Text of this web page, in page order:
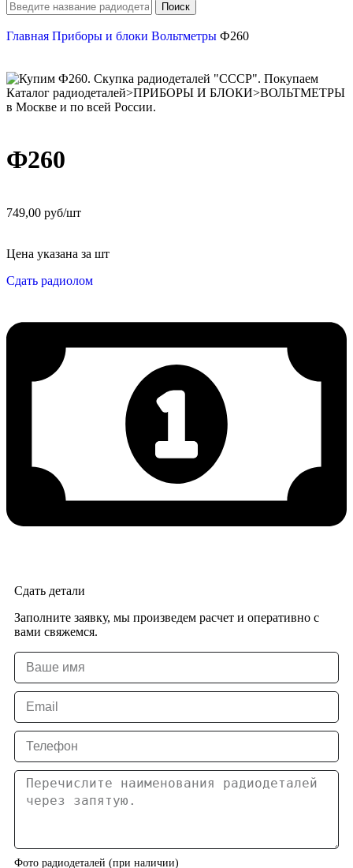
Поиск
Главная Приборы и блоки Вольтметры Ф260
Ф260
749,00 руб/шт
Цена указана за шт
Сдать радиолом
Сдать детали
Заполните заявку, мы произведем расчет и оперативно с
вами свяжемся.
Фото радиодеталей (при наличии)